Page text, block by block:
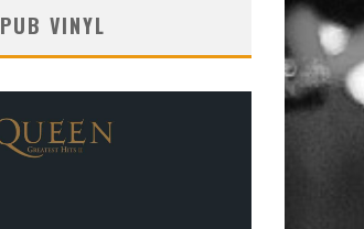
PUB VINYL